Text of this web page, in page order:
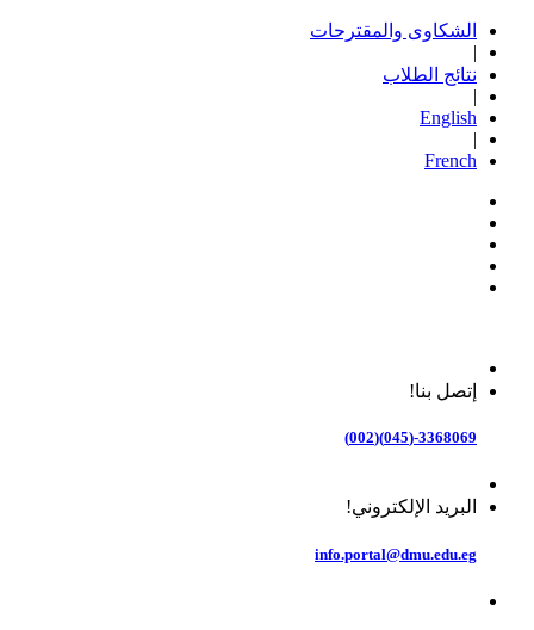
الشكاوى والمقترحات
|
نتائج الطلاب
|
English
|
French
إتصل بنا!
3368069-(045)(002)
البريد الإلكتروني!
info.portal@dmu.edu.eg